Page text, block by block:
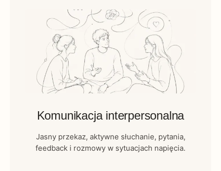
Komunikacja interpersonalna
Jasny przekaz, aktywne słuchanie, pytania,
feedback i rozmowy w sytuacjach napięcia.